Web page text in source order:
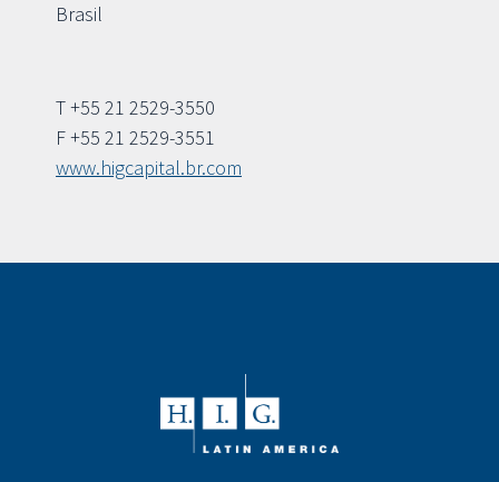
Brasil
T +55 21 2529-3550
F +55 21 2529-3551
www.higcapital.br.com